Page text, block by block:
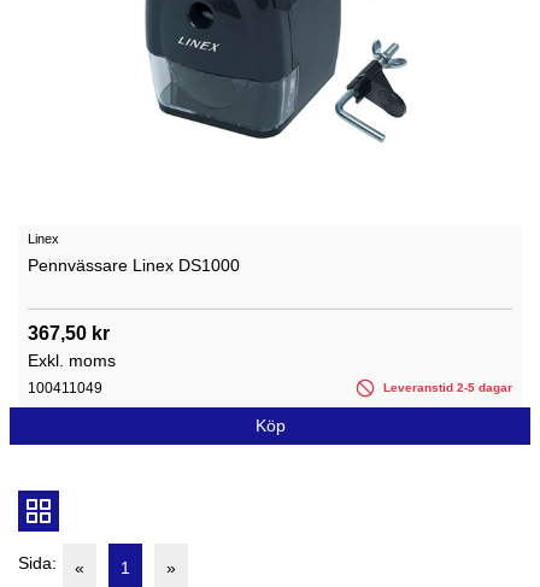
Linex
Pennvässare Linex DS1000
367,50 kr
Exkl. moms
100411049 Leveranstid 2-5 dagar
Köp
Sida: « 1 »